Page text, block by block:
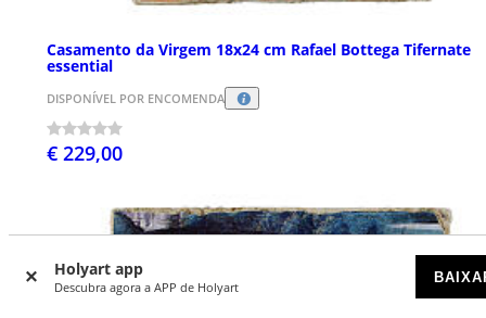
Holyart app
Descubra agora a APP de Holyart
Casamento da Virgem 18x24 cm Rafael Bottega Tifernate
essential
DISPONÍVEL POR ENCOMENDA
€ 229,00